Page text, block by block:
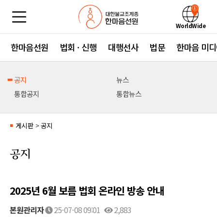
WorldWide
한마음선원 법회 · 신행 대행선사 법문 한마음 미
공지
뉴스
통합공지
통합뉴스
■ 게시판 >공지
공지
2025년 6월 보름 법회 온라인 방송 안내
본원관리자 25-07-08 09:01 2,883